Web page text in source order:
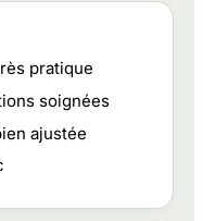
pratique
soignées
ajustée